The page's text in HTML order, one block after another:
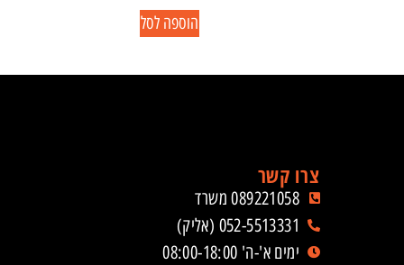
הוספה לסל
צרו קשר
089221058 משרד
052-5513331 (אליק)
ימים א'-ה' 08:00-18:00